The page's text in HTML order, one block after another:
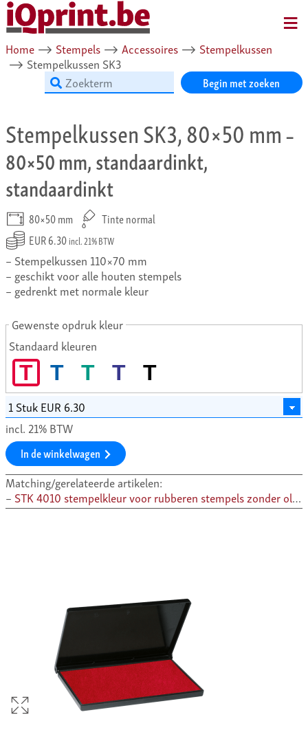
Home ⟶ Stempels ⟶ Accessoires ⟶ Stempelkussen
⟶ Stempelkussen SK3
Begin met zoeken
Stempelkussen SK3, 80×50 mm–
80×50 mm, standaardinkt,
standaardinkt
80×50 mm
Tinte normal
EUR 6.30incl. 21% BTW
Stempelkussen 110×70 mm
geschikt voor alle houten stempels
gedrenkt met normale kleur
Gewenste opdruk kleur
Standaard kleuren
T T T T T
incl. 21% BTW
In de winkelwagen
Matching/gerelateerde artikelen:
STK 4010 stempelkleur voor rubberen stempels zonder olie, 28 ml –